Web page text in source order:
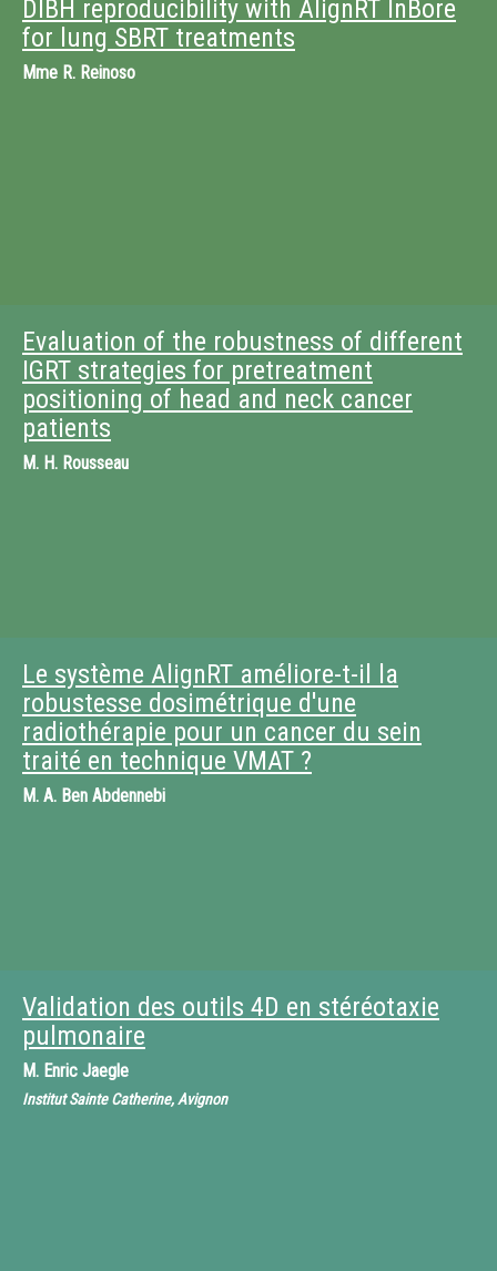
DIBH reproducibility with AlignRT InBore
for lung SBRT treatments
Mme R. Reinoso
Evaluation of the robustness of different
IGRT strategies for pretreatment
positioning of head and neck cancer
patients
M. H. Rousseau
Le système AlignRT améliore-t-il la
robustesse dosimétrique d'une
radiothérapie pour un cancer du sein
traité en technique VMAT ?
M. A. Ben Abdennebi
Validation des outils 4D en stéréotaxie
pulmonaire
M. Enric Jaegle
Institut Sainte Catherine, Avignon